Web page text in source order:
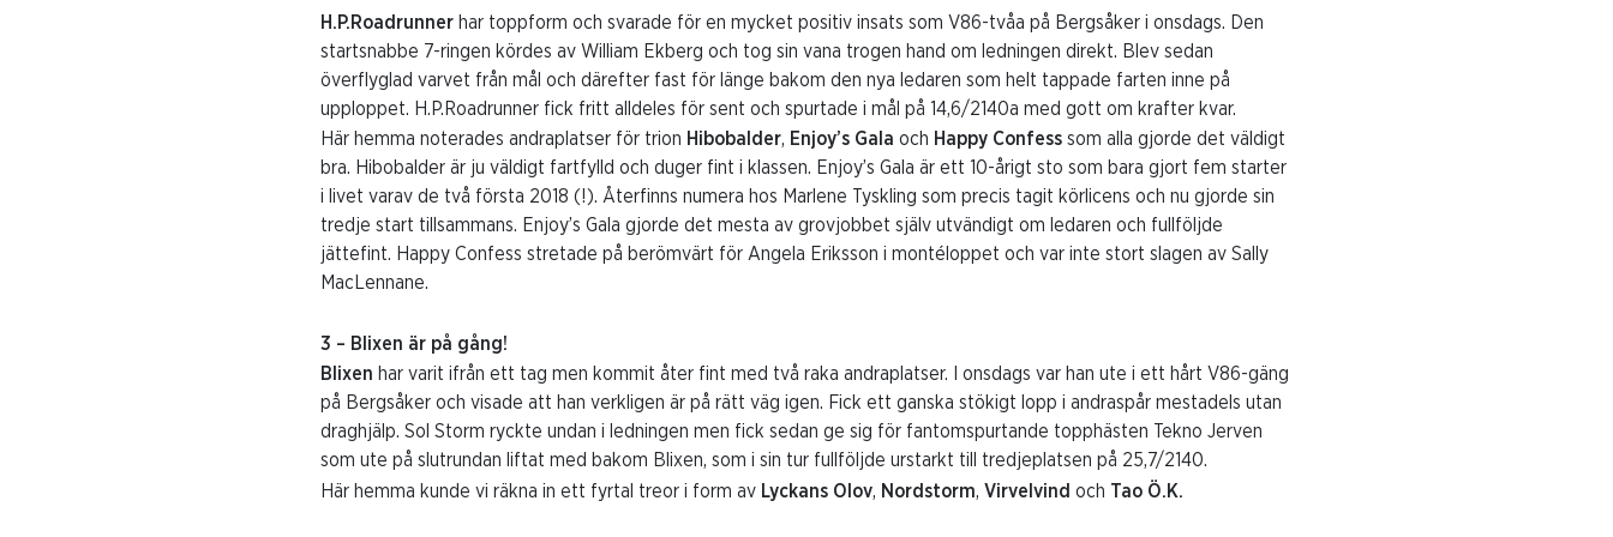
H.P.Roadrunner har toppform och svarade för en mycket positiv insats som V86-tvåa på Bergsåker i onsdags. Den
startsnabbe 7-ringen kördes av William Ekberg och tog sin vana trogen hand om ledningen direkt. Blev sedan
överflyglad varvet från mål och därefter fast för länge bakom den nya ledaren som helt tappade farten inne på
upploppet. H.P.Roadrunner fick fritt alldeles för sent och spurtade i mål på 14,6/2140a med gott om krafter kvar.
Här hemma noterades andraplatser för trion Hibobalder, Enjoy’s Gala och Happy Confess som alla gjorde det väldigt
bra. Hibobalder är ju väldigt fartfylld och duger fint i klassen. Enjoy’s Gala är ett 10-årigt sto som bara gjort fem starter
i livet varav de två första 2018 (!). Återfinns numera hos Marlene Tyskling som precis tagit körlicens och nu gjorde sin
tredje start tillsammans. Enjoy’s Gala gjorde det mesta av grovjobbet själv utvändigt om ledaren och fullföljde
jättefint. Happy Confess stretade på berömvärt för Angela Eriksson i montéloppet och var inte stort slagen av Sally
MacLennane.
3 – Blixen är på gång!
Blixen har varit ifrån ett tag men kommit åter fint med två raka andraplatser. I onsdags var han ute i ett hårt V86-gäng
på Bergsåker och visade att han verkligen är på rätt väg igen. Fick ett ganska stökigt lopp i andraspår mestadels utan
draghjälp. Sol Storm ryckte undan i ledningen men fick sedan ge sig för fantomspurtande topphästen Tekno Jerven
som ute på slutrundan liftat med bakom Blixen, som i sin tur fullföljde urstarkt till tredjeplatsen på 25,7/2140.
Här hemma kunde vi räkna in ett fyrtal treor i form av Lyckans Olov, Nordstorm, Virvelvind och Tao Ö.K.